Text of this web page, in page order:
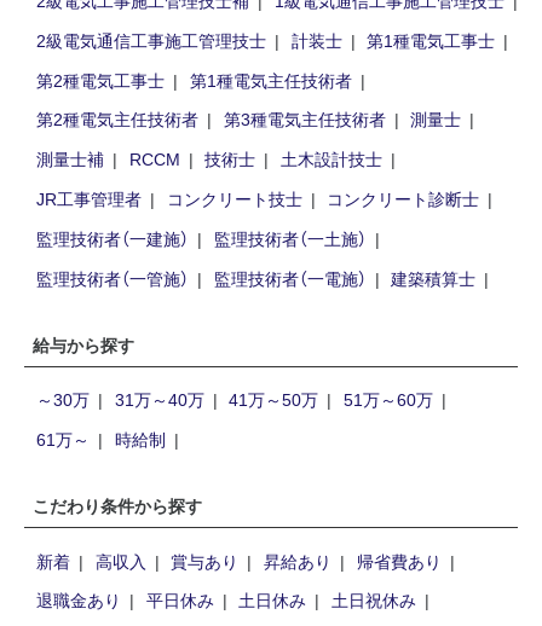
2級電気通信工事施工管理技士
計装士
第1種電気工事士
第2種電気工事士
第1種電気主任技術者
第2種電気主任技術者
第3種電気主任技術者
測量士
測量士補
RCCM 技術士
土木設計技士
JR工事管理者
コンクリート技士
コンクリート診断士
監理技術者（一建施）
監理技術者（一土施）
監理技術者（一管施）
監理技術者（一電施） 建築積算士
給与から探す
～30万 31万～40万 41万～50万
51万～60万
61万～
時給制
こだわり条件から探す
新着 高収入 賞与あり 昇給あり
帰省費あり
退職金あり
平日休み 土日休み
土日祝休み